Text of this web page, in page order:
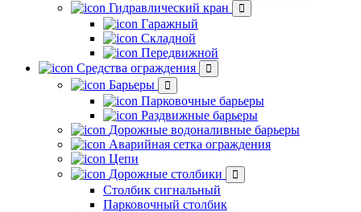
Гидравлический кран
Гаражный
Складной
Передвижной
Средства ограждения
Барьеры
Парковочные барьеры
Раздвижные барьеры
Дорожные водоналивные барьеры
Аварийная сетка ограждения
Цепи
Дорожные столбики
Столбик сигнальный
Парковочный столбик